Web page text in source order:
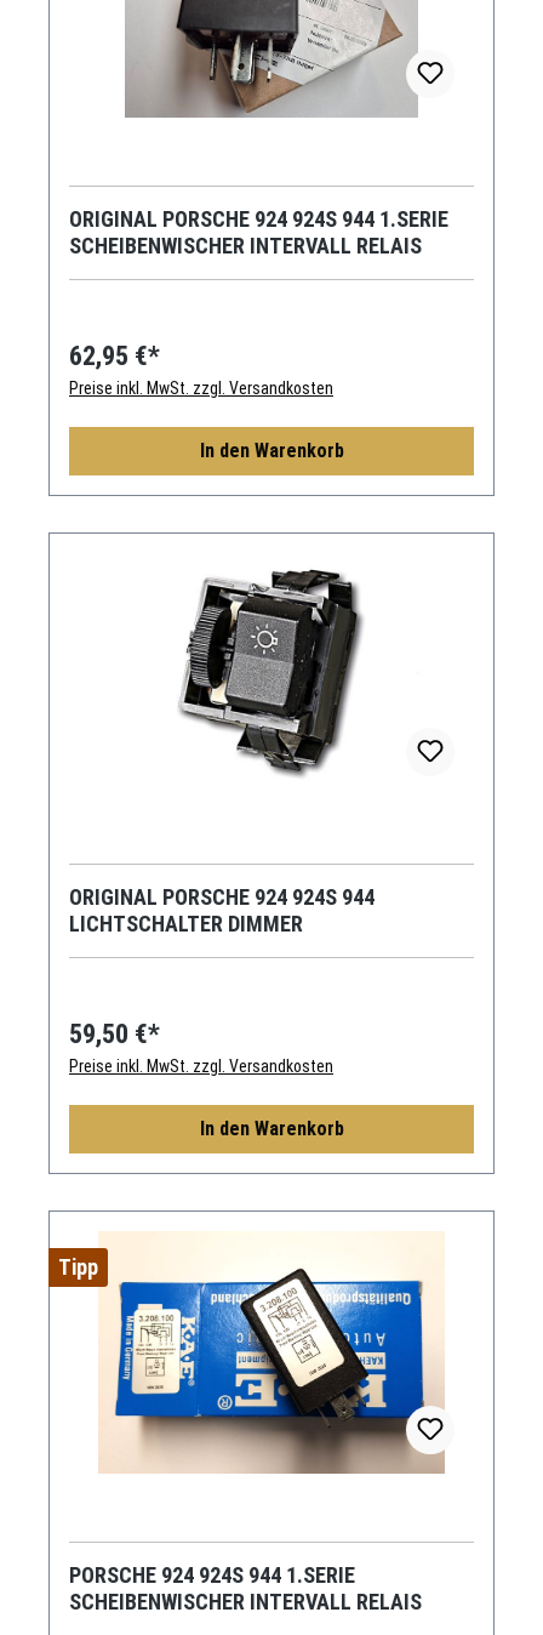
ORIGINAL PORSCHE 924 924S 944 1.SERIE
SCHEIBENWISCHER INTERVALL RELAIS
62,95 €*
Preise inkl. MwSt. zzgl. Versandkosten
In den Warenkorb
ORIGINAL PORSCHE 924 924S 944
LICHTSCHALTER DIMMER
59,50 €*
Preise inkl. MwSt. zzgl. Versandkosten
In den Warenkorb
Tipp
PORSCHE 924 924S 944 1.SERIE
SCHEIBENWISCHER INTERVALL RELAIS